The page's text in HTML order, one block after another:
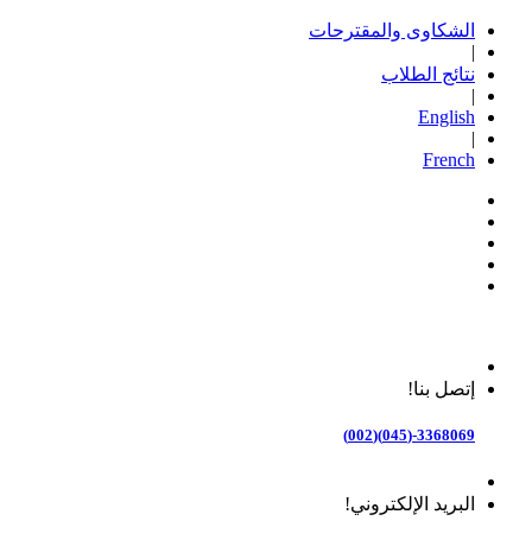
الشكاوى والمقترحات
|
نتائج الطلاب
|
English
|
French
إتصل بنا!
3368069-(045)(002)
البريد الإلكتروني!